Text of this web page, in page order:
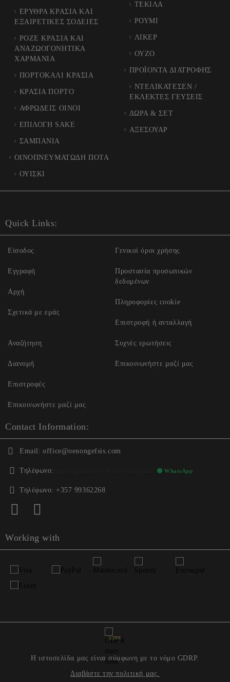
ΕΡΥΘΡΑ ΚΡΑΣΙΑ ΚΑΙ
ΕΞΑΙΡΕΤΙΚΕΣ ΣΟΔΕΙΕΣ
ΡΟΖΕ ΚΡΑΣΙΑ ΚΑΙ
ΑΝΑΖΩΟΓΟΝΗΤΙΚΑ
ΧΑΡΜΑΝΙΑ
ΠΟΡΤΟΚΑΛΙ ΚΡΑΣΙΑ
ΚΡΑΣΙΑ ΠΟΡΤΟ
ΑΦΡΩΔΕΙΣ ΟΙΝΟΙ
ΕΠΙΛΟΓΗ SAKE
ΣΑΜΠΑΝΙΑ
ΟΙΝΟΠΝΕΥΜΑΤΩΔΗ ΠΟΤΑ
ΟΥΙΣΚΙ
ΤΕΚΙΛΑ
ΡΟΥΜΙ
ΛΙΚΕΡ
ΟΥΖΟ
ΠΡΟΪΟΝΤΑ ΔΙΑΤΡΟΦΗΣ
ΝΤΕΛΙΚΑΤΕΣΕΝ /
ΕΚΛΕΚΤΕΣ ΓΕΥΣΕΙΣ
ΔΩΡΑ & ΣΕΤ
ΑΞΕΣΟΥΑΡ
Quick Links:
Είσοδος
Εγγραφή
Αρχή
Σχετικά με εμάς
Γενικοί όροι χρήσης
Προστασία προσωπικών
δεδομένων
Πληροφορίες cookie
Επιστροφή ή ανταλλαγή
Αναζήτηση
Διανομή
Επιστροφές
Επικοινωνήστε μαζί μας
Συχνές ερωτήσεις
Επικοινωνήστε μαζί μας
Contact Information:
Email: office@oenongefsis.com
Τηλέφωνο: 🟢 WhatsApp
Τηλέφωνο: +357 99362268
Working with
GDPR
Η ιστοσελίδα μας είναι σύμφωνη με το νόμο GDRP.
Διαβάστε την πολιτική μας.